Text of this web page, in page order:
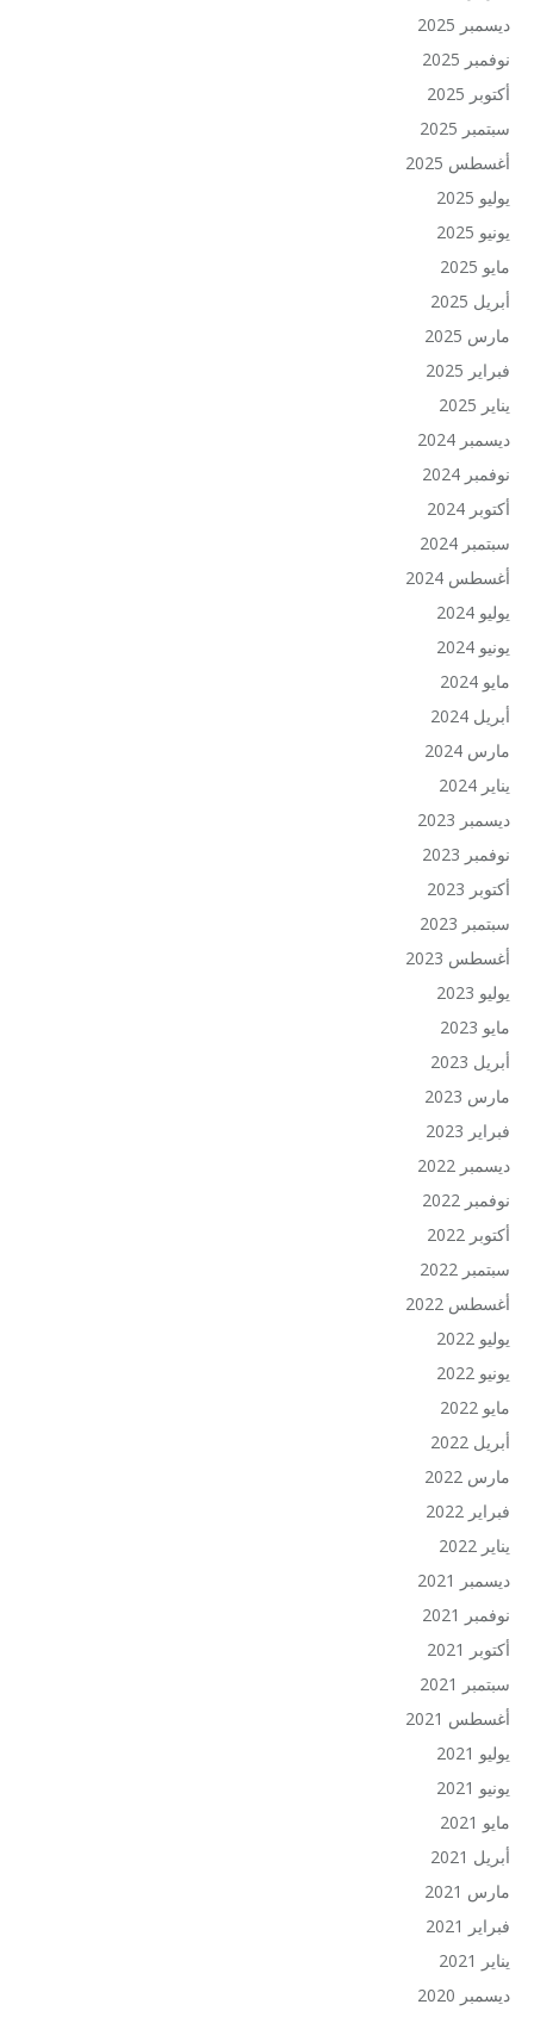
ديسمبر 2025
نوفمبر 2025
أكتوبر 2025
سبتمبر 2025
أغسطس 2025
يوليو 2025
يونيو 2025
مايو 2025
أبريل 2025
مارس 2025
فبراير 2025
يناير 2025
ديسمبر 2024
نوفمبر 2024
أكتوبر 2024
سبتمبر 2024
أغسطس 2024
يوليو 2024
يونيو 2024
مايو 2024
أبريل 2024
مارس 2024
يناير 2024
ديسمبر 2023
نوفمبر 2023
أكتوبر 2023
سبتمبر 2023
أغسطس 2023
يوليو 2023
مايو 2023
أبريل 2023
مارس 2023
فبراير 2023
ديسمبر 2022
نوفمبر 2022
أكتوبر 2022
سبتمبر 2022
أغسطس 2022
يوليو 2022
يونيو 2022
مايو 2022
أبريل 2022
مارس 2022
فبراير 2022
يناير 2022
ديسمبر 2021
نوفمبر 2021
أكتوبر 2021
سبتمبر 2021
أغسطس 2021
يوليو 2021
يونيو 2021
مايو 2021
أبريل 2021
مارس 2021
فبراير 2021
يناير 2021
ديسمبر 2020